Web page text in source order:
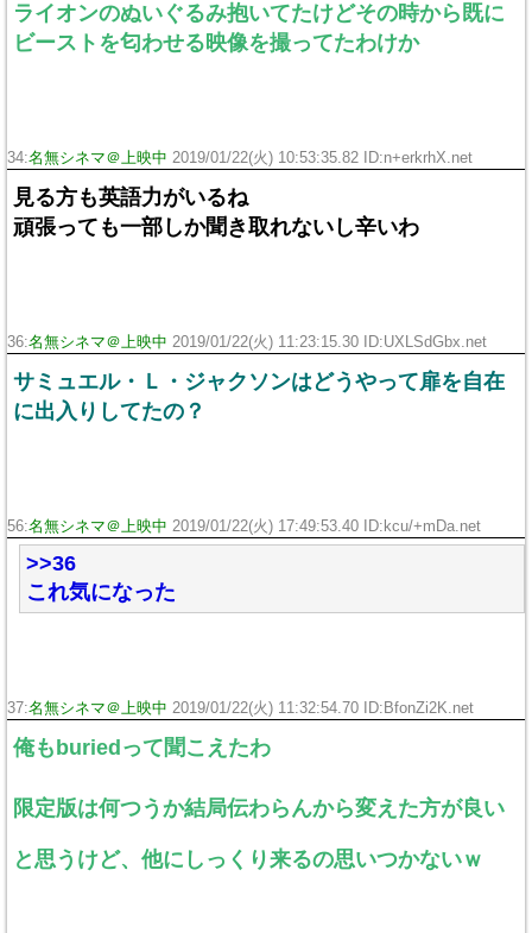
ライオンのぬいぐるみ抱いてたけどその時から既に
ビーストを匂わせる映像を撮ってたわけか
34:名無シネマ＠上映中 2019/01/22(火) 10:53:35.82 ID:n+erkrhX.net
見る方も英語力がいるね
頑張っても一部しか聞き取れないし辛いわ
36:名無シネマ＠上映中 2019/01/22(火) 11:23:15.30 ID:UXLSdGbx.net
サミュエル・Ｌ・ジャクソンはどうやって扉を自在
に出入りしてたの？
56:名無シネマ＠上映中 2019/01/22(火) 17:49:53.40 ID:kcu/+mDa.net
>>36
これ気になった
37:名無シネマ＠上映中 2019/01/22(火) 11:32:54.70 ID:BfonZi2K.net
俺もburiedって聞こえたわ
限定版は何つうか結局伝わらんから変えた方が良い
と思うけど、他にしっくり来るの思いつかないｗ